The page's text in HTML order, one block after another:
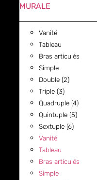
MURALE
Vanité
Tableau
Bras articulés
Simple
Double (2)
Triple (3)
Quadruple (4)
Quintuple (5)
Sextuple (6)
Vanité
Tableau
Bras articulés
Simple